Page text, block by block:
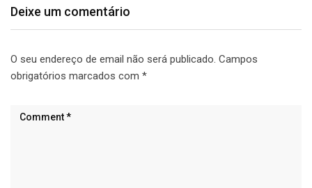
Deixe um comentário
O seu endereço de email não será publicado. Campos
obrigatórios marcados com *